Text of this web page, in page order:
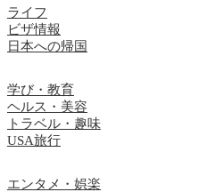
ライフ
ビザ情報
日本への帰国
学び・教育
ヘルス・美容
トラベル・趣味
USA旅行
エンタメ・娯楽